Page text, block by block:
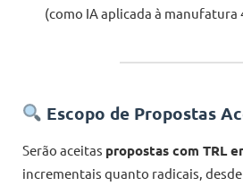
(como IA aplicada à manufatura
Escopo de Propostas
Serão aceitas propostas com TRL
incrementais quanto radicais,